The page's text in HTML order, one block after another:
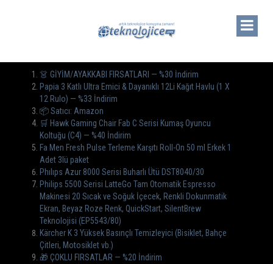
👗 GİYİM/AYAKKABI FIRSATLARI — %30 İndirim
Papia 3 Katlı Ultra Emici & Dayanıklı 12Li Kağıt Havlu (1 X
12 Rulo) — %33 İndirim
📦 Satıcı: Amazon
🛒 Hawk Gaming Chair Fab C Serisi Kumaş Oyuncu
Koltuğu (C4) — %40 İndirim
Fa Men Fresh Pulse Terleme Karşıtı Roll-On 50 ml Erkek 1
Adet 3lü paket
Phılıps Azur 8000 Serisi Buharlı Ütü DST8040/30
Philips 5500 Serisi LatteGo Tam Otomatik Espresso
Makinesi 20 Sıcak ve Soğuk İçecek, Renkli Dokunmatik
Ekran, Beyaz Roze Renk, QuickStart, SilentBrew
Teknolojisi (EP5543/80)
Kärcher K 3 Yüksek Basınçlı Temizleyici (Bisiklet, Bahçe
Çitleri, Motosiklet vb.)
🎁 ÇOKLU FIRSATLAR — %20 İndirim